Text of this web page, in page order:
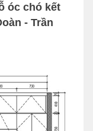
óc chó kết
- Trần